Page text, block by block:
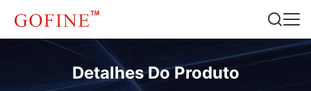
Detalhes Do Produto